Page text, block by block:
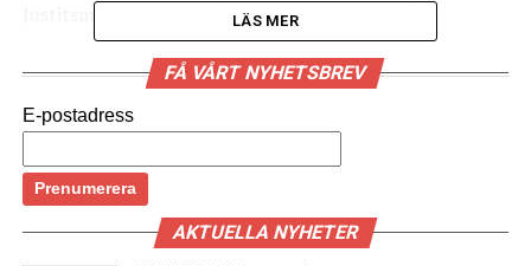
Den svenska regeringen var i oktober 2021 värd för en
internationell konferens iMalmösom satte fokus på
problemen kring den ökande antisemitismen i världen.
Antalet personresor över Öresund har halverats under
LÄS MER
FÅ VÅRT NYHETSBREV
E-postadress
AKTUELLA NYHETER